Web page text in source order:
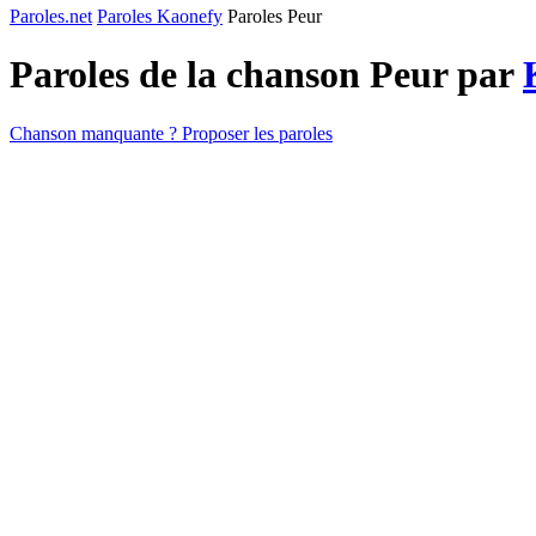
Paroles.net Paroles Kaonefy Paroles Peur
Paroles de la chanson Peur par
Chanson manquante ? Proposer les paroles